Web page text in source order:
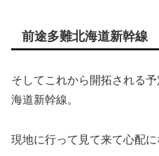
前途多難北海道新幹線
そしてこれから開拓される
海道新幹線。
現地に行って見て来て心配に